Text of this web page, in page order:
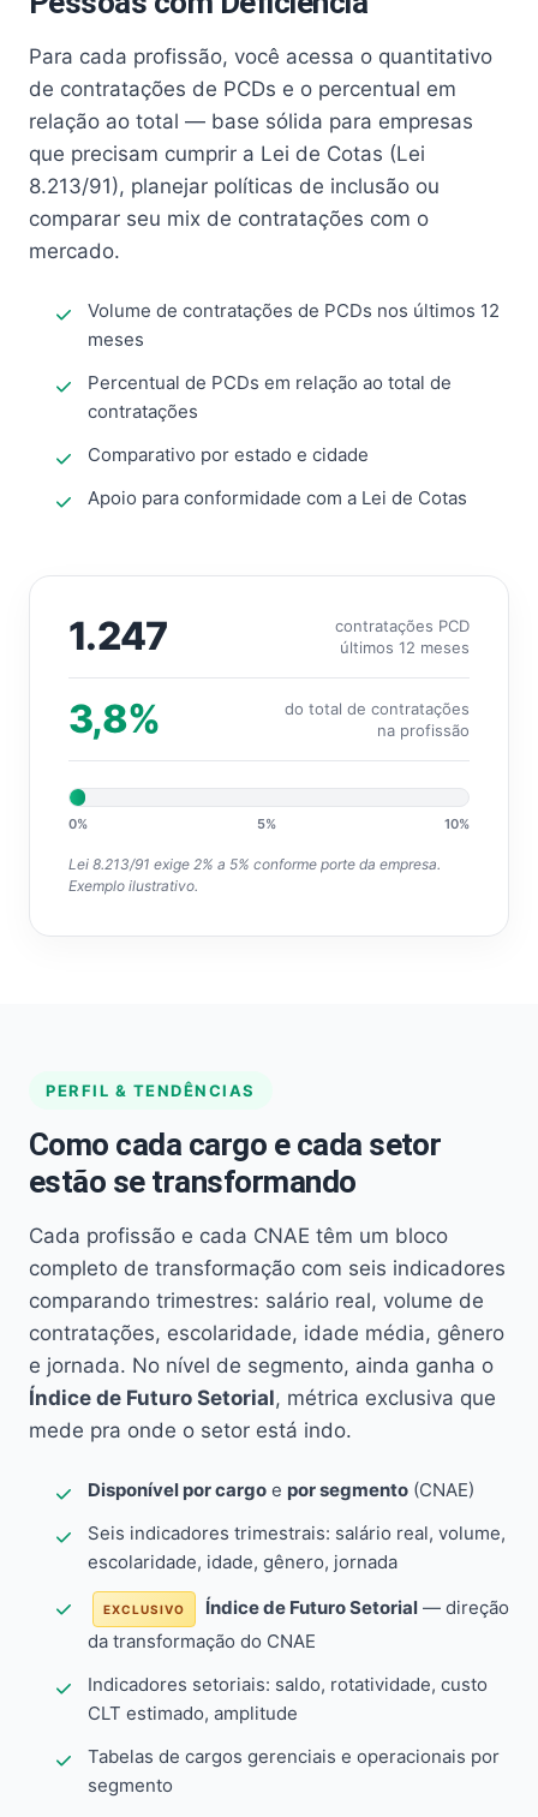
Para cada profissão, você acessa o quantitativo
de contratações de PCDs e o percentual em
relação ao total — base sólida para empresas
que precisam cumprir a Lei de Cotas (Lei
8.213/91), planejar políticas de inclusão ou
comparar seu mix de contratações com o
mercado.
Volume de contratações de PCDs nos últimos 12
meses
Percentual de PCDs em relação ao total de
contratações
Comparativo por estado e cidade
Apoio para conformidade com a Lei de Cotas
1.247
contratações PCD
últimos 12 meses
3,8%
do total de contratações
na profissão
0% 5% 10%
Lei 8.213/91 exige 2% a 5% conforme porte da empresa.
Exemplo ilustrativo.
PERFIL & TENDÊNCIAS
Como cada cargo e cada setor
estão se transformando
Cada profissão e cada CNAE têm um bloco
completo de transformação com seis indicadores
comparando trimestres: salário real, volume de
contratações, escolaridade, idade média, gênero
e jornada. No nível de segmento, ainda ganha o
Índice de Futuro Setorial, métrica exclusiva que
mede pra onde o setor está indo.
Disponível por cargo e por segmento (CNAE)
Seis indicadores trimestrais: salário real, volume,
escolaridade, idade, gênero, jornada
EXCLUSIVO Índice de Futuro Setorial — direção
da transformação do CNAE
Indicadores setoriais: saldo, rotatividade, custo
CLT estimado, amplitude
Tabelas de cargos gerenciais e operacionais por
segmento